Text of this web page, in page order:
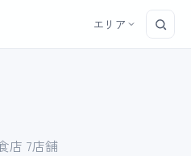
エリア
店 7店舗